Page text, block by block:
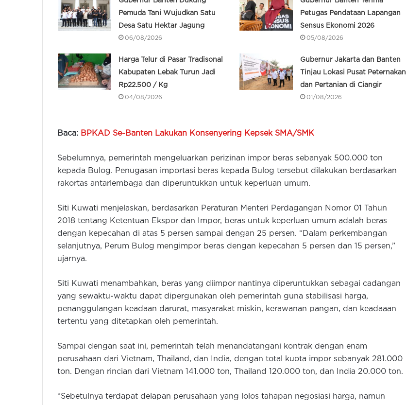
Pemuda Tani Wujudkan Satu
Desa Satu Hektar Jagung
06/08/2026
Petugas Pendataan Lapangan
Sensus Ekonomi 2026
05/08/2026
Harga Telur di Pasar Tradisonal
Kabupaten Lebak Turun Jadi
Rp22.500 / Kg
04/08/2026
Gubernur Jakarta dan Banten
Tinjau Lokasi Pusat Peternakan
dan Pertanian di Ciangir
01/08/2026
Baca: BPKAD Se-Banten Lakukan Konsenyering Kepsek SMA/SMK
Sebelumnya, pemerintah mengeluarkan perizinan impor beras sebanyak 500.000 ton
kepada Bulog. Penugasan importasi beras kepada Bulog tersebut dilakukan berdasarkan
rakortas antarlembaga dan diperuntukkan untuk keperluan umum.
Siti Kuwati menjelaskan, berdasarkan Peraturan Menteri Perdagangan Nomor 01 Tahun
2018 tentang Ketentuan Ekspor dan Impor, beras untuk keperluan umum adalah beras
dengan kepecahan di atas 5 persen sampai dengan 25 persen. “Dalam perkembangan
selanjutnya, Perum Bulog mengimpor beras dengan kepecahan 5 persen dan 15 persen,”
ujarnya.
Siti Kuwati menambahkan, beras yang diimpor nantinya diperuntukkan sebagai cadangan
yang sewaktu-waktu dapat dipergunakan oleh pemerintah guna stabilisasi harga,
penanggulangan keadaan darurat, masyarakat miskin, kerawanan pangan, dan keadaaan
tertentu yang ditetapkan oleh pemerintah.
Sampai dengan saat ini, pemerintah telah menandatangani kontrak dengan enam
perusahaan dari Vietnam, Thailand, dan India, dengan total kuota impor sebanyak 281.000
ton. Dengan rincian dari Vietnam 141.000 ton, Thailand 120.000 ton, dan India 20.000 ton.
“Sebetulnya terdapat delapan perusahaan yang lolos tahapan negosiasi harga, namun
Wajah Baru, Tawarkan Pengalaman